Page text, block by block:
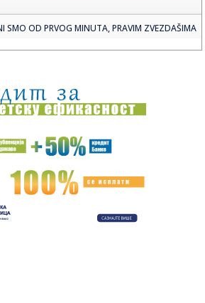
SMO OD PRVOG MINUTA, PRAVIM ZVEZDAŠIMA
na Pavla Ilića: Potkradani smo od prvog
Pedijatar optužen za 130 monstruoznih
repertoari, 14-20. maj 2026.
VALENSIJU NA FAJNAL-FOR: Panatinaikos